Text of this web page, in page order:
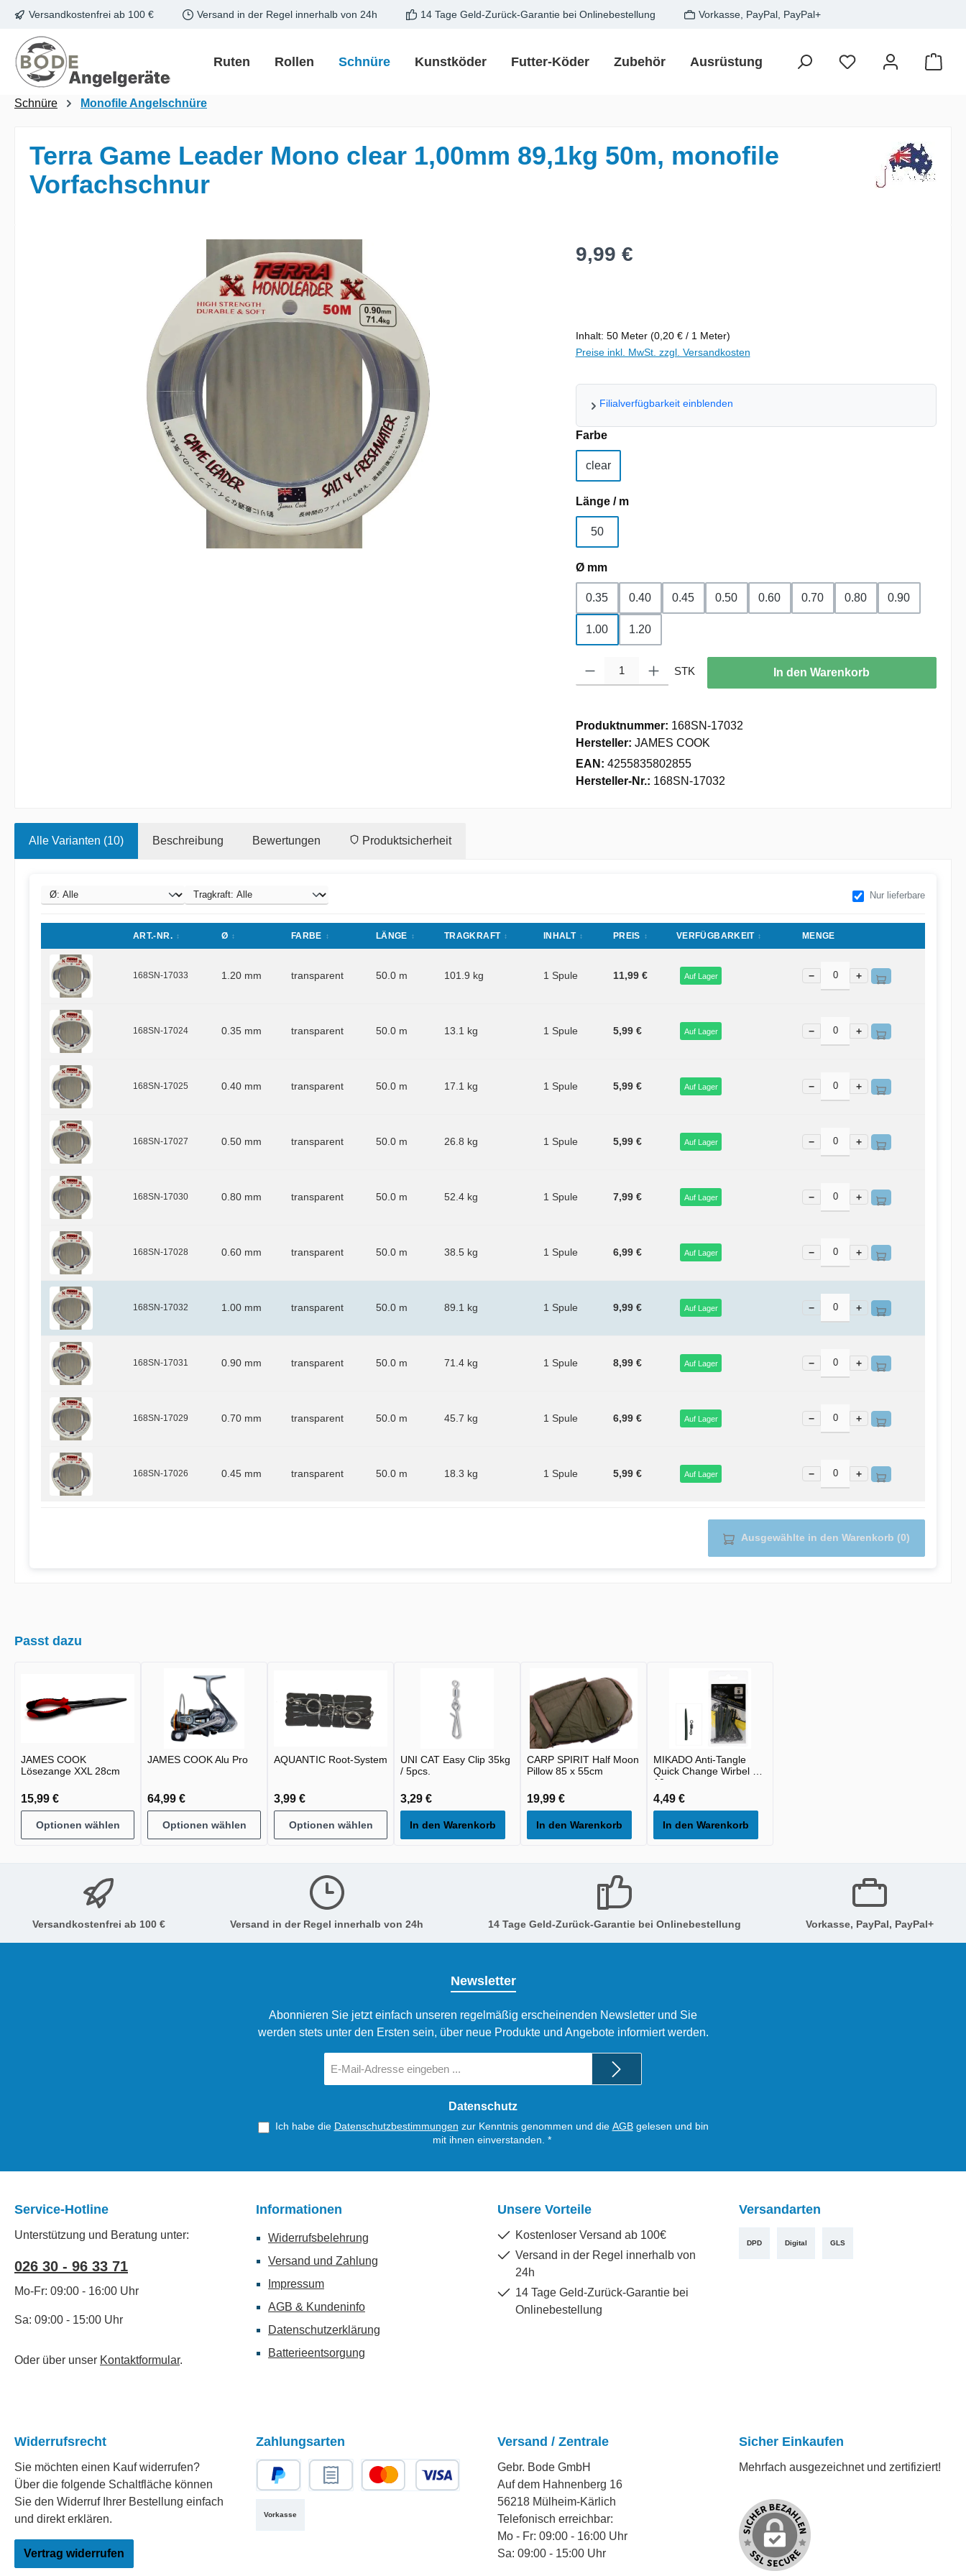
Hauptinhalt springen
Zur Suche springen
Zur Hauptnavigation springen
Versandkostenfrei ab 100 € Versand in der Regel innerhalb von 24h 14 Tage Geld-Zurück-Garantie bei Onlinebestellung Vorkasse, PayPal, PayPal+
Ruten Rollen Schnüre Kunstköder Futter-Köder Zubehör Ausrüstung Zielfisch SALE
Schnüre Monofile Angelschnüre
Terra Game Leader Mono clear 1,00mm 89,1kg 50m, monofile
Vorfachschnur
Regulärer Preis:
9,99 €
Inhalt: 50 Meter (0,20 € / 1 Meter)
Preise inkl. MwSt. zzgl. Versandkosten
Filialverfügbarkeit einblenden
Farbeauswählen
clear
Länge / mauswählen
50
Ø mmauswählen
0.35 0.40 0.45 0.50 0.60 0.70 0.80 0.90
1.00 1.20
Produkt Anzahl: Gib den gewünschten Wert ein oder benutze die Schaltflächen um
STK In den Warenkorb
Produktnummer: 168SN-17032
Hersteller: JAMES COOK
EAN: 4255835802855
Hersteller-Nr.: 168SN-17032
Alle Varianten (10) Beschreibung Bewertungen Produktsicherheit
Nur lieferbare
ART.-NR. Ø FARBE LÄNGE TRAGKRAFT INHALT PREIS VERFÜGBARKEIT MENGE
168SN-17033 1.20 mm transparent 50.0 m 101.9 kg 1 Spule 11,99 € Auf Lager − +
168SN-17024 0.35 mm transparent 50.0 m 13.1 kg 1 Spule 5,99 € Auf Lager − +
168SN-17025 0.40 mm transparent 50.0 m 17.1 kg 1 Spule 5,99 € Auf Lager − +
168SN-17027 0.50 mm transparent 50.0 m 26.8 kg 1 Spule 5,99 € Auf Lager − +
168SN-17030 0.80 mm transparent 50.0 m 52.4 kg 1 Spule 7,99 € Auf Lager − +
168SN-17028 0.60 mm transparent 50.0 m 38.5 kg 1 Spule 6,99 € Auf Lager − +
168SN-17032 1.00 mm transparent 50.0 m 89.1 kg 1 Spule 9,99 € Auf Lager − +
168SN-17031 0.90 mm transparent 50.0 m 71.4 kg 1 Spule 8,99 € Auf Lager − +
168SN-17029 0.70 mm transparent 50.0 m 45.7 kg 1 Spule 6,99 € Auf Lager − +
168SN-17026 0.45 mm transparent 50.0 m 18.3 kg 1 Spule 5,99 € Auf Lager − +
Ausgewählte in den Warenkorb (0)
Passt dazu
JAMES COOK
Lösezange XXL 28cm
15,99 €
Optionen wählen
JAMES COOK Alu Pro
64,99 €
Optionen wählen
AQUANTIC Root-System
3,99 €
Optionen wählen
UNI CAT Easy Clip 35kg
/ 5pcs.
3,29 €
In den Warenkorb
CARP SPIRIT Half Moon
Pillow 85 x 55cm
19,99 €
In den Warenkorb
MIKADO Anti-Tangle
Quick Change Wirbel 8 -
10st
4,49 €
In den Warenkorb
Versandkostenfrei ab 100 € Versand in der Regel innerhalb von 24h 14 Tage Geld-Zurück-Garantie bei Onlinebestellung Vorkasse, PayPal, PayPal+
Newsletter
Abonnieren Sie jetzt einfach unseren regelmäßig erscheinenden Newsletter und Sie
werden stets unter den Ersten sein, über neue Produkte und Angebote informiert werden.
Mail-
Datenschutz
Ich habe die Datenschutzbestimmungen zur Kenntnis genommen und die AGBgelesen und bin
mit ihnen einverstanden. *
Service-Hotline
Unterstützung und Beratung unter:
026 30 - 96 33 71
Mo-Fr: 09:00 - 16:00 Uhr
Sa: 09:00 - 15:00 Uhr
Oder über unser Kontaktformular.
Informationen
Widerrufsbelehrung
Versand und Zahlung
Impressum
AGB & Kundeninfo
Datenschutzerklärung
Batterieentsorgung
Unsere Vorteile
Kostenloser Versand ab 100€
Versand in der Regel innerhalb von
24h
14 Tage Geld-Zurück-Garantie bei
Onlinebestellung
Versandarten
DPD Digital GLS
Widerrufsrecht
Sie möchten einen Kauf widerrufen?
Über die folgende Schaltfläche können
Sie den Widerruf Ihrer Bestellung einfach
und direkt erklären.
Vertrag widerrufen
Zahlungsarten
Vorkasse
Versand / Zentrale
Gebr. Bode GmbH
Auf dem Hahnenberg 16
56218 Mülheim-Kärlich
Telefonisch erreichbar:
Mo - Fr: 09:00 - 16:00 Uhr
Sa: 09:00 - 15:00 Uhr
Sicher Einkaufen
Mehrfach ausgezeichnet und zertifiziert!